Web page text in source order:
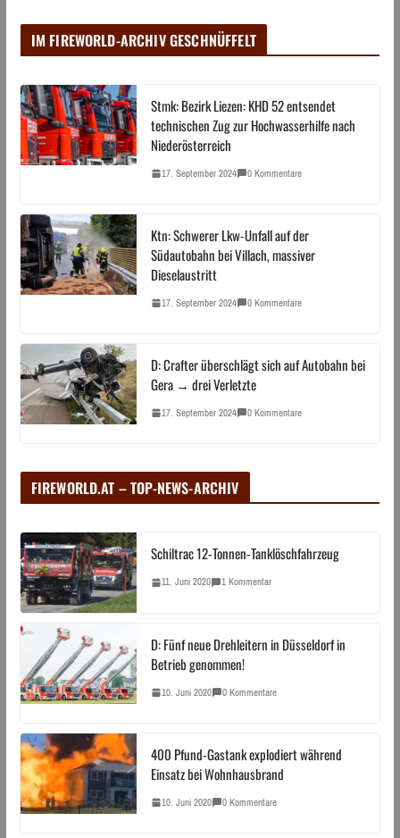
IM FIREWORLD-ARCHIV GESCHNÜFFELT
Stmk: Bezirk Liezen: KHD 52 entsendet
technischen Zug zur Hochwasserhilfe nach
Niederösterreich
17. September 2024 0 Kommentare
Ktn: Schwerer Lkw-Unfall auf der
Südautobahn bei Villach, massiver
Dieselaustritt
17. September 2024 0 Kommentare
D: Crafter überschlägt sich auf Autobahn bei
Gera → drei Verletzte
17. September 2024 0 Kommentare
FIREWORLD.AT – TOP-NEWS-ARCHIV
Schiltrac 12-Tonnen-Tanklöschfahrzeug
11. Juni 2020 1 Kommentar
D: Fünf neue Drehleitern in Düsseldorf in
Betrieb genommen!
10. Juni 2020 0 Kommentare
400 Pfund-Gastank explodiert während
Einsatz bei Wohnhausbrand
10. Juni 2020 0 Kommentare